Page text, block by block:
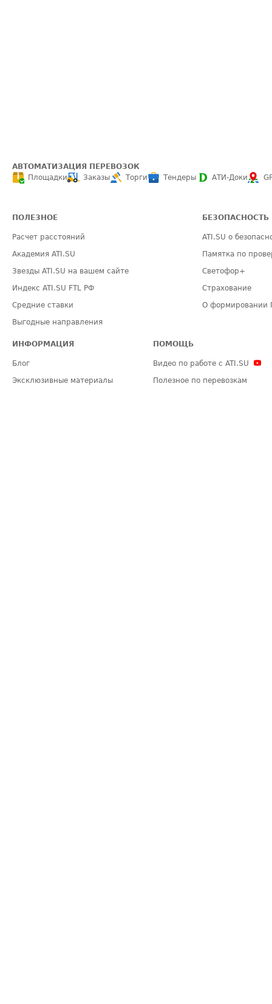
АВТОМАТИЗАЦИЯ ПЕРЕВОЗОК
Площадки
Заказы Торги Тендеры АТИ-Доки
ПОЛЕЗНОЕ
Расчет расстояний
Академия ATI.SU
Звезды ATI.SU на вашем сайте
Индекс ATI.SU FTL РФ
Средние ставки
Выгодные направления
БЕЗОПАСНОСТЬ
ATI.SU о
Памятка по
Светофор+
Страхование
О формировании
ИНФОРМАЦИЯ
Блог
Эксклюзивные материалы
ПОМОЩЬ
Видео по работе с ATI.SU
Полезное по перевозкам